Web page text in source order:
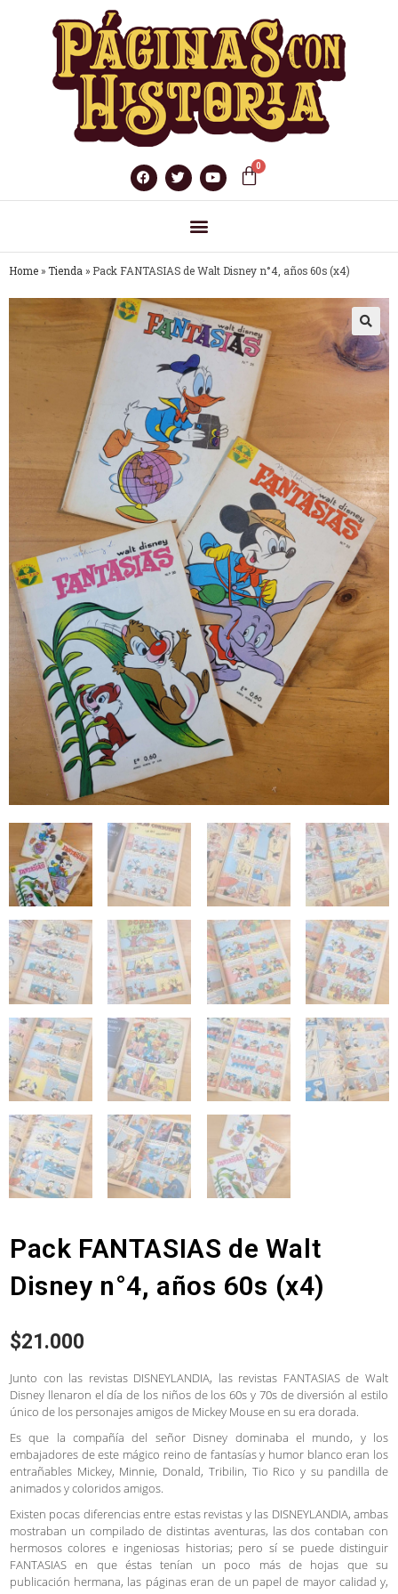
Home » Tienda » Pack FANTASIAS de Walt Disney n°4, años 60s (x4)
🔍
Pack FANTASIAS de Walt
Disney n°4, años 60s (x4)
$21.000
Junto con las revistas DISNEYLANDIA, las revistas FANTASIAS de Walt
Disney llenaron el día de los niños de los 60s y 70s de diversión al estilo
único de los personajes amigos de Mickey Mouse en su era dorada.
Es que la compañía del señor Disney dominaba el mundo, y los
embajadores de este mágico reino de fantasías y humor blanco eran los
entrañables Mickey, Minnie, Donald, Tribilin, Tio Rico y su pandilla de
animados y coloridos amigos.
Existen pocas diferencias entre estas revistas y las DISNEYLANDIA, ambas
mostraban un compilado de distintas aventuras, las dos contaban con
hermosos colores e ingeniosas historias; pero sí se puede distinguir
FANTASIAS en que éstas tenían un poco más de hojas que su
publicación hermana, las páginas eran de un papel de mayor calidad y,